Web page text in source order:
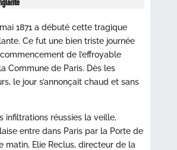
1871 a débuté cette tragique
Ce fut une bien triste journée
de l’effroyable
Commune de Paris. Dès les
le jour s’annonçait chaud et sans
infiltrations réussies la veille,
entre dans Paris par la Porte de
matin, Elie Reclus, directeur de la